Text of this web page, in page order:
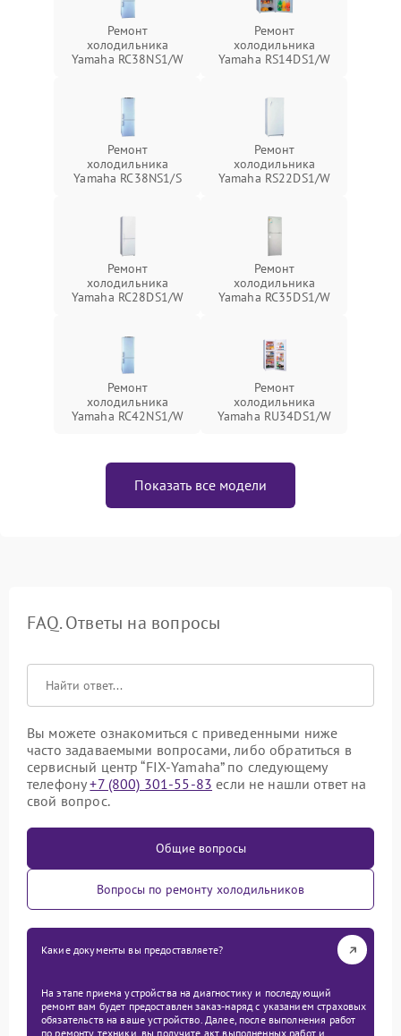
Ремонт
холодильника
Yamaha RC38NS1/W
Ремонт
холодильника
Yamaha RS14DS1/W
Ремонт
холодильника
Yamaha RC38NS1/S
Ремонт
холодильника
Yamaha RS22DS1/W
Ремонт
холодильника
Yamaha RC28DS1/W
Ремонт
холодильника
Yamaha RC35DS1/W
Ремонт
холодильника
Yamaha RC42NS1/W
Ремонт
холодильника
Yamaha RU34DS1/W
Показать все модели
FAQ. Ответы на вопросы
Вы можете ознакомиться с приведенными ниже
часто задаваемыми вопросами, либо обратиться в
сервисный центр “FIX-Yamaha” по следующему
телефону+7 (800) 301-55-83 если не нашли ответ на
свой вопрос.
Общие вопросы
Вопросы по ремонту холодильников
Какие документы вы предоставляете?
На этапе приема устройства на диагностику и последующий
ремонт вам будет предоставлен заказ-наряд с указанием страховых
обязательств на ваше устройство. Далее, после выполнения работ
по ремонту техники, вы получите акт выполненных работ и